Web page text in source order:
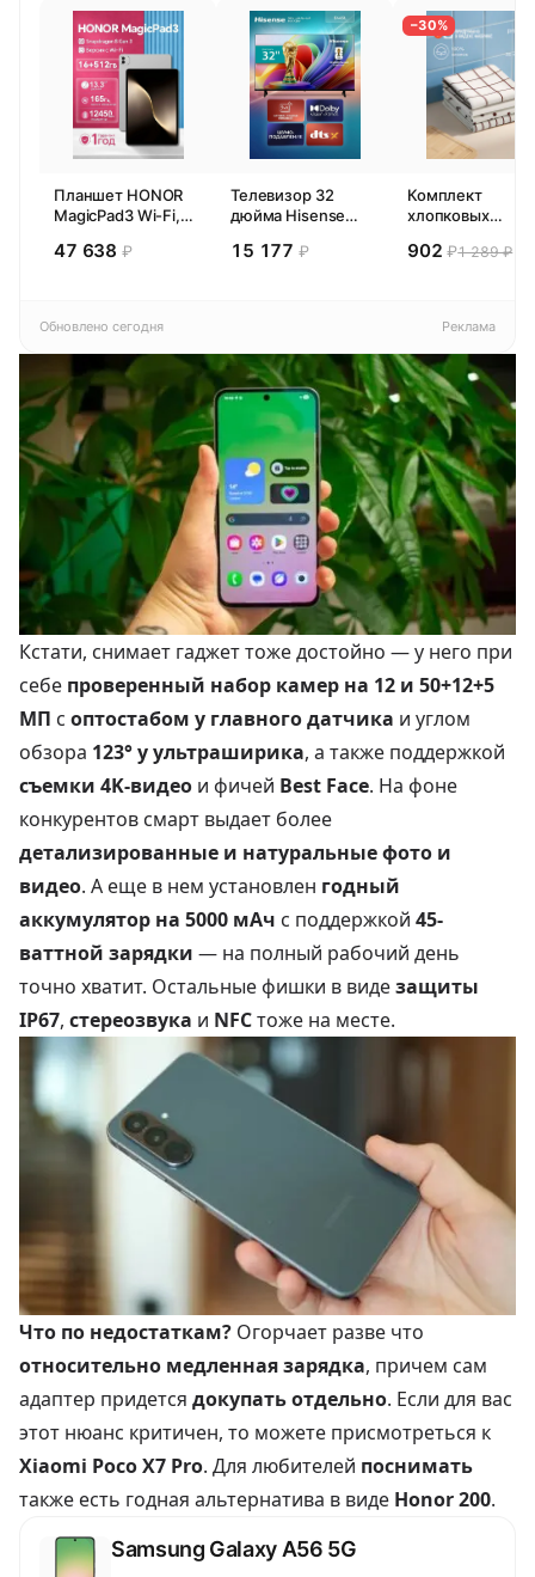
Планшет HONOR
MagicPad3 Wi-Fi,
Snapdragon 8,
47 638 ₽
Телевизор 32
дюйма Hisense
Смарт ТВ HD
15 177 ₽
−30%
Комплект
хлопковых
полотенец 4 шт,
902₽1 289 ₽
Обновлено сегодня Реклама
Кстати, снимает гаджет тоже достойно — у него при
себе проверенный набор камер на 12 и 50+12+5
МП с оптостабом у главного датчика и углом
обзора 123° у ультраширика, а также поддержкой
съемки 4K-видео и фичей Best Face. На фоне
конкурентов смарт выдает более
детализированные и натуральные фото и
видео. А еще в нем установлен годный
аккумулятор на 5000 мАч с поддержкой 45-
ваттной зарядки — на полный рабочий день
точно хватит. Остальные фишки в видезащиты
IP67, стереозвука и NFCтоже на месте.
Что по недостаткам? Огорчает разве что
относительно медленная зарядка, причем сам
адаптер придется докупать отдельно. Если для вас
этот нюанс критичен, то можете присмотреться к
Xiaomi Poco X7 Pro. Для любителей поснимать
также есть годная альтернатива в виде Honor 200.
Samsung Galaxy A56 5G